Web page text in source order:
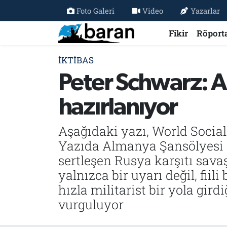
Foto Galeri Video Yazarlar
Fikir
İKTIBAS
Peter Schwarz:
hazırlanıyor
Aşağıdaki yazı, World
Yazıda Almanya
sertleşen Rusya karşıtı
yalnızca bir uyarı değil, fiili
hızla militarist bir yola
vurguluyor
Röportaj
Haberler
Özel Haber
Tercüme
Büyük Doğu-İbda
Röportaj
Haberler
Özel Haber
Tercüme
Büyük Doğu-İbda
Nöbetçi Eczaneler
Hava Durumu
Trafik Durumu
Süper Lig Puan Durumu ve Fikstür
Tüm Manşetler
Son Dakika Haberleri
Haber Arşivi